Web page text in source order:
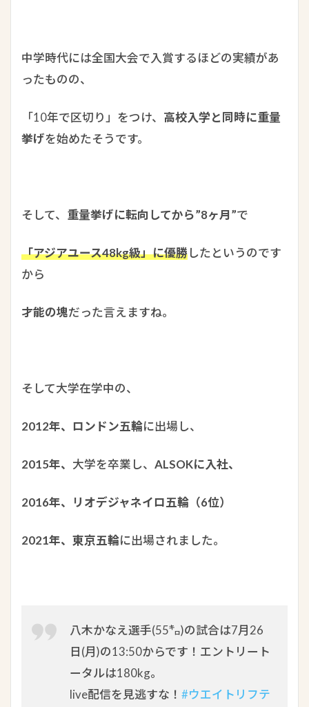
中学時代には全国大会で入賞するほどの実績があ
ったものの、
「10年で区切り」をつけ、 高校入学と同時に重量
挙げを始めたそうです。
そして、 重量挙げに転向してから”8ヶ月”で
「アジアユース48kg級」に優勝したというのです
から
才能の塊だった言えますね。
そして大学在学中の、
2012年、ロンドン五輪に出場し、
2015年、 大学を卒業し、 ALSOKに入社、
2016年、リオデジャネイロ五輪（6位）
2021年、東京五輪に出場されました。
八木かなえ選手(55㌔)の試合は7月26
日(月)の13:50からです！エントリート
ータルは180kg。
live配信を見逃すな！ #ウエイトリフテ